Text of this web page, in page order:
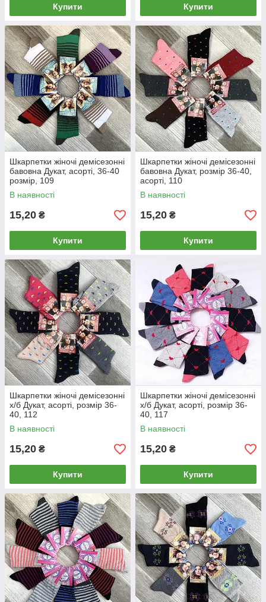
Купити Купити
Шкарпетки жіночі демісезонні
бавовна Дукат, асорті, 36-40
розмір, 109
В наявності
15,20 ₴
Купити
Шкарпетки жіночі демісезонні
бавовна Дукат, розмір 36-40,
асорті, 110
В наявності
15,20 ₴
Купити
Шкарпетки жіночі демісезонні
х/б Дукат, асорті, розмір 36-
40, 112
В наявності
15,20 ₴
Купити
Шкарпетки жіночі демісезонні
х/б Дукат, асорті, розмір 36-
40, 117
В наявності
15,20 ₴
Купити